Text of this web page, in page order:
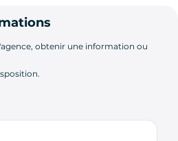
obtenir une information ou